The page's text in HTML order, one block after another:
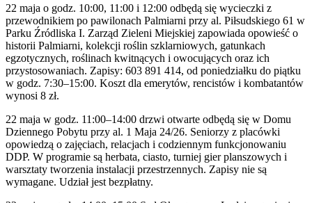
22 maja o godz. 10:00, 11:00 i 12:00 odbędą się wycieczki z
przewodnikiem po pawilonach Palmiarni przy al. Piłsudskiego 61 w
Parku Źródliska I. Zarząd Zieleni Miejskiej zapowiada opowieść o
historii Palmiarni, kolekcji roślin szklarniowych, gatunkach
egzotycznych, roślinach kwitnących i owocujących oraz ich
przystosowaniach. Zapisy: 603 891 414, od poniedziałku do piątku
w godz. 7:30–15:00. Koszt dla emerytów, rencistów i kombatantów
wynosi 8 zł.
22 maja w godz. 11:00–14:00 drzwi otwarte odbędą się w Domu
Dziennego Pobytu przy al. 1 Maja 24/26. Seniorzy z placówki
opowiedzą o zajęciach, relacjach i codziennym funkcjonowaniu
DDP. W programie są herbata, ciasto, turniej gier planszowych i
warsztaty tworzenia instalacji przestrzennych. Zapisy nie są
wymagane. Udział jest bezpłatny.